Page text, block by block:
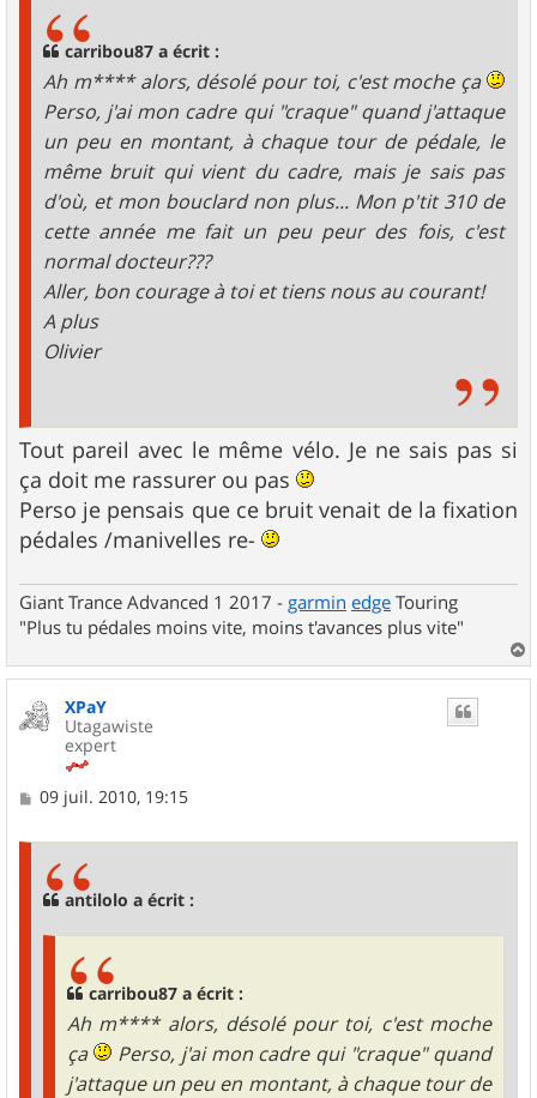
carribou87 a écrit :
Ah m**** alors, désolé pour toi, c'est moche ça
Perso, j'ai mon cadre qui "craque" quand j'attaque
un peu en montant, à chaque tour de pédale, le
même bruit qui vient du cadre, mais je sais pas
d'où, et mon bouclard non plus... Mon p'tit 310 de
cette année me fait un peu peur des fois, c'est
normal docteur???
Aller, bon courage à toi et tiens nous au courant!
A plus
Olivier
Tout pareil avec le même vélo. Je ne sais pas si
ça doit me rassurer ou pas
Perso je pensais que ce bruit venait de la fixation
pédales /manivelles re-
Giant Trance Advanced 1 2017 - garmin edge Touring
"Plus tu pédales moins vite, moins t'avances plus vite"
a
u
XPaY
Utagawiste
expert
M
09 juil. 2010, 19:15
antilolo a écrit :
carribou87 a écrit :
Ah m**** alors, désolé pour toi, c'est moche
ça
Perso, j'ai mon cadre qui "craque" quand
j'attaque un peu en montant, à chaque tour de